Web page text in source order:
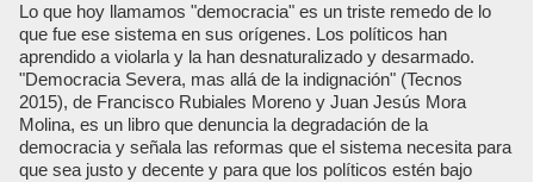
Lo que hoy llamamos "democracia" es un triste remedo de lo
que fue ese sistema en sus orígenes. Los políticos han
aprendido a violarla y la han desnaturalizado y desarmado.
"Democracia Severa, mas allá de la indignación" (Tecnos
2015), de Francisco Rubiales Moreno y Juan Jesús Mora
Molina, es un libro que denuncia la degradación de la
democracia y señala las reformas que el sistema necesita para
que sea justo y decente y para que los políticos estén bajo